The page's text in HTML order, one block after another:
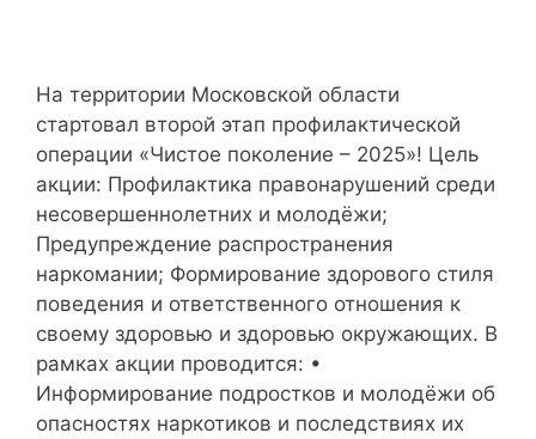
На территории Московской области
стартовал второй этап профилактической
операции «Чистое поколение – 2025»! Цель
акции: Профилактика правонарушений среди
несовершеннолетних и молодёжи;
Предупреждение распространения
наркомании; Формирование здорового стиля
поведения и ответственного отношения к
своему здоровью и здоровью окружающих. В
рамках акции проводится: •
Информирование подростков и молодёжи об
опасностях наркотиков и последствиях их